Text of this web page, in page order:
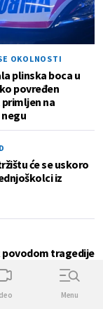
OKOLNOSTI
plinska boca u
povređen
na
će se uskoro
iz
povodom tragedije
muškarac
Menu